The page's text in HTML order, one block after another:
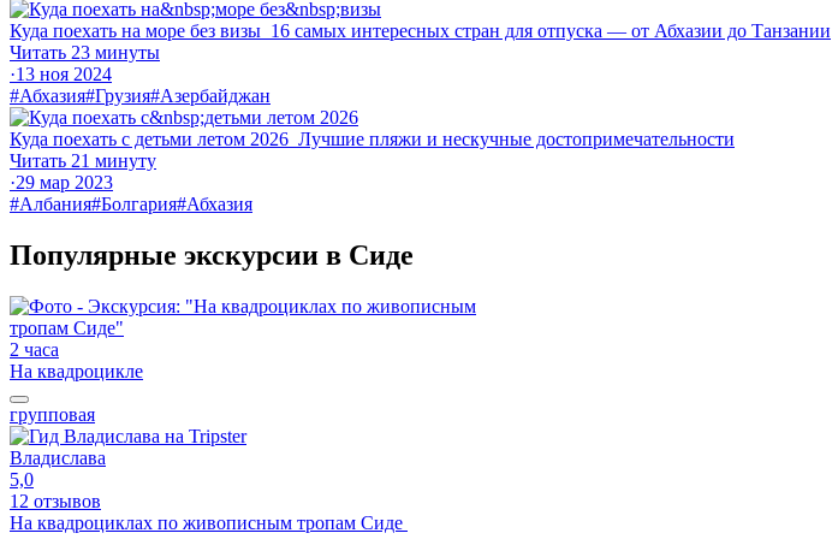
Куда поехать на море без визы 16 самых интересных стран для отпуска — от Абхазии до Танзании
Читать 23 минуты
·13 ноя 2024
#Абхазия#Грузия#Азербайджан
Куда поехать с детьми летом 2026 Лучшие пляжи и нескучные до­сто­при­ме­ча­тель­но­сти
Читать 21 минуту
·29 мар 2023
#Албания#Болгария#Абхазия
Популярные экскурсии в Сиде
2 часа
На квадроцикле
групповая
Владислава
5,0
12 отзывов
На квадроциклах по живописным тропам Сиде